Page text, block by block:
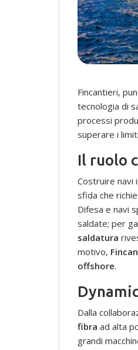
Fincantieri,
tecnologia di
processi
superare i
Il ruolo
Costruire navi
sfida che
Difesa e navi
saldate; per
saldatura
motivo,
offshore.
Dalla
fibra ad alta
grandi